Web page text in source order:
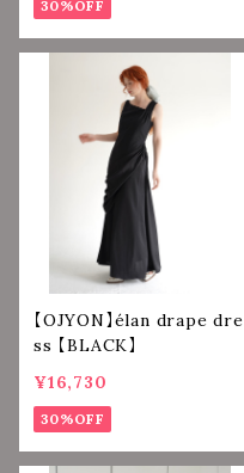
30%OFF
【OJYON】élan drape dre
ss 【BLACK】
¥16,730
30%OFF